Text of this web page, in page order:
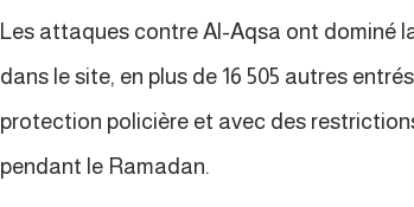
Les attaques contre Al-Aqsa ont dominé
dans le site, en plus de 16 505 autres
protection policière et avec des
pendant le Ramadan.